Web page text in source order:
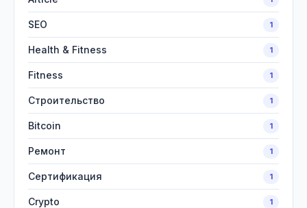
SEO 1
Health & Fitness 1
Fitness 1
Строительство 1
Bitcoin 1
Ремонт 1
Сертификация 1
Crypto 1